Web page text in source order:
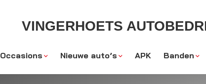
VINGERHOETS
Occasions Nieuwe auto’s APK Banden